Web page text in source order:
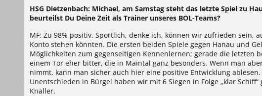
HSG Dietzenbach: Michael, am Samstag steht das letzte Spiel zu
beurteilst Du Deine Zeit als Trainer unseres BOL-Teams?
MF: Zu 98% positiv. Sportlich, denke ich, können wir zufrieden sein,
Konto stehen könnten. Die ersten beiden Spiele gegen Hanau und
Möglichkeiten zum gegenseitigen Kennenlernen; gerade die letzten
einem Tor eher bitter, die in Maintal ganz besonders. Wenn man
nimmt, kann man sicher auch hier eine positive Entwicklung
Unentschieden in Bürgel haben wir mit 6 Siegen in Folge „klar
Knaller.